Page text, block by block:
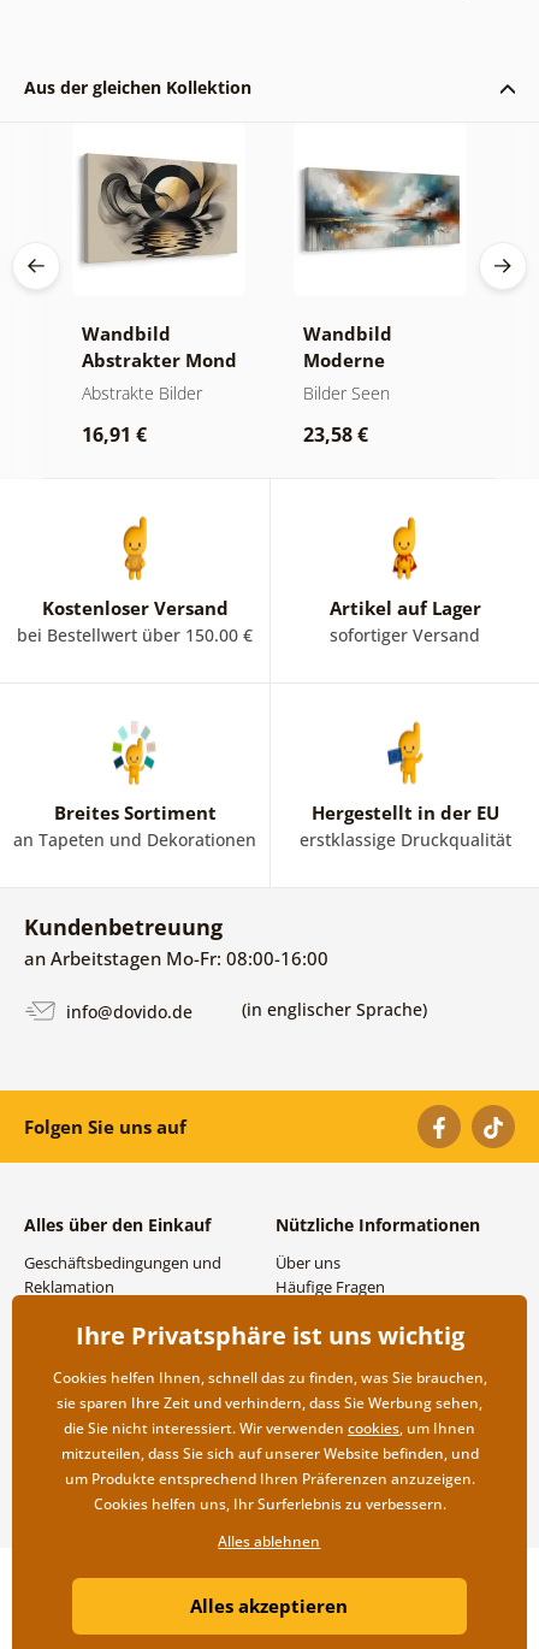
Aus der gleichen Kollektion
Wandbild
Abstrakter Mond
am Wasser
Abstrakte Bilder
16,91 €
Wandbild
Moderne
Abstraktion mit
Bilder Seen
23,58 €
Kostenloser Versand
bei Bestellwert über 150.00 €
Artikel auf Lager
sofortiger Versand
Breites Sortiment
an Tapeten und Dekorationen
Hergestellt in der EU
erstklassige Druckqualität
Kundenbetreuung
an Arbeitstagen Mo-Fr: 08:00-16:00
info@dovido.de (in englischer Sprache)
Folgen Sie uns auf
Alles über den Einkauf
Geschäftsbedingungen und
Reklamation
Versand- und
Rücksendung der Ware
Nützliche Informationen
Über uns
Häufige Fragen
Großhandel und
Copyright ©2019 © Dovido.at.
Litvanyi.sk| Online-Shop erstellt von
Ihre Privatsphäre ist uns wichtig
Cookies helfen Ihnen, schnell das zu finden, was Sie brauchen,
sie sparen Ihre Zeit und verhindern, dass Sie Werbung sehen,
die Sie nicht interessiert. Wir verwenden cookies, um Ihnen
mitzuteilen, dass Sie sich auf unserer Website befinden, und
um Produkte entsprechend Ihren Präferenzen anzuzeigen.
Cookies helfen uns, Ihr Surferlebnis zu verbessern.
Alles ablehnen
Alles akzeptieren